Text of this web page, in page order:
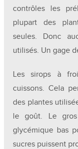
contrôles les
plupart des
seules. Donc
utilisés. Un gage
Les sirops à
cuissons. Cela
des plantes
le goût. Le
glycémique bas
sucres puissent